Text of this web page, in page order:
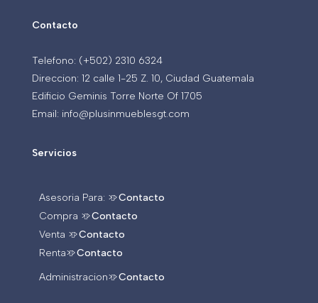
Contacto
Telefono: (+502) 2310 6324
Direccion: 12 calle 1-25 Z. 10, Ciudad Guatemala
Edificio Geminis Torre Norte Of 1705
Email: info@plusinmueblesgt.com
Servicios
Asesoria Para: >>Contacto
Compra >>Contacto
Venta >>Contacto
Renta>>Contacto
Administracion>>Contacto